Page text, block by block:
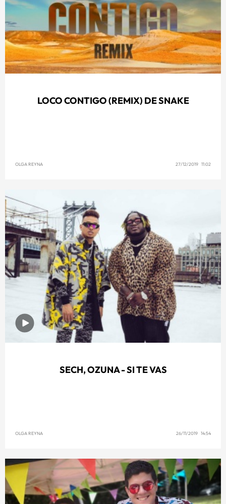
LOCO CONTIGO (REMIX) DE SNAKE
OLGA REYNA 27/12/2019 11:02
SECH, OZUNA - SI TE VAS
OLGA REYNA 26/11/2019 14:54